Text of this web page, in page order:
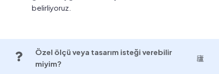
belirliyoruz.
Özel ölçü veya tasarım isteği verebilir
miyim?